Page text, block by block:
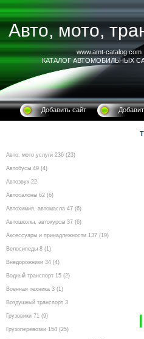
Авто, мото,
www.amt-catalog.com
КАТАЛОГ АВТОМОБИЛЬНЫХ
Добавить сайт
Авто, мото услуги 236 (23)
Автобусы 49 (4)
Автозвук 22
Автосалоны 62 (6)
Автохимия, автомасла 47 (6)
Автошколы, автокурсы 37 (6)
Аксессуары и принадлежности 137 (19)
Велосипеды 8 (1)
Внедорожники 34 (4)
Водный транспорт 15 (2)
Военная техника 3 (1)
Воздушный транспорт 3
Грузовики 71 (9)
Грузоперевозки 154 (25)